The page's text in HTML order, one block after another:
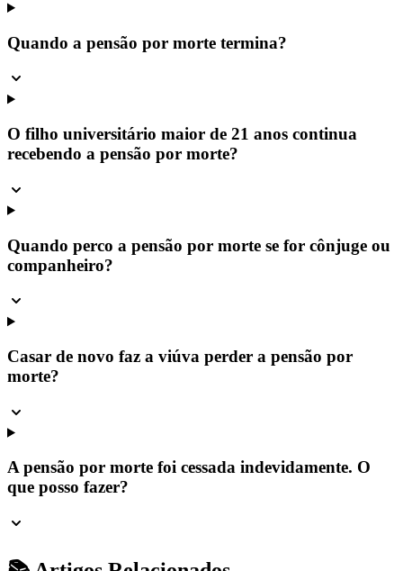
Quando a pensão por morte termina?
O filho universitário maior de 21 anos continua
recebendo a pensão por morte?
Quando perco a pensão por morte se for cônjuge ou
companheiro?
Casar de novo faz a viúva perder a pensão por
morte?
A pensão por morte foi cessada indevidamente. O
que posso fazer?